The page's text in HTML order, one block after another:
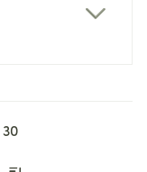
30